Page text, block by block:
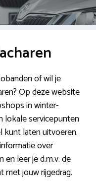
of wil je
Op deze website
in winter-
lokale servicepunten
kunt laten uitvoeren.
over
en leer je d.m.v. de
jouw rijgedrag.